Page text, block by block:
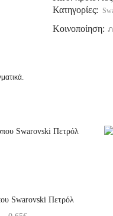
Κατηγορίες:
Κοινοποίηση:
Swarovski Πετρόλ